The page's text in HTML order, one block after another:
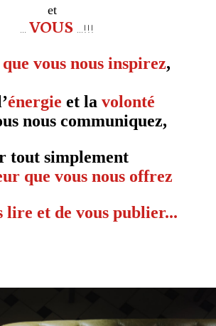
et
… VOUS …!!!
vous nous inspirez,
énergie et la volonté
nous communiquez,
tout simplement
que vous nous offrez
lire et de vous publier...